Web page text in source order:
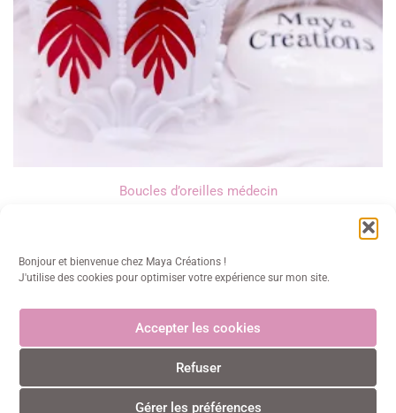
Bonjour et bienvenue chez Maya Créations !
J'utilise des cookies pour optimiser votre expérience sur mon site.
Accepter les cookies
Refuser
Gérer les préférences
Boucles d’oreilles médecin
Maya Créations
info@mayacreations.fr CGU•CGV•Politique de confidentialité•Politique des
Mentions légales© Maya Créations • Tous droits réservés • 2024